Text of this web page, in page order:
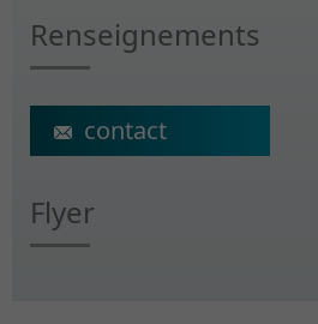
Renseignements
contact@vertiges-equilibre.ch
Flyer